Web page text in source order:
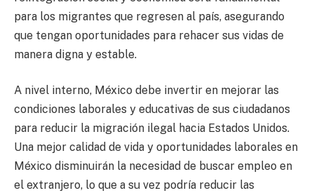
para los migrantes que regresen al país, asegurando
que tengan oportunidades para rehacer sus vidas de
manera digna y estable.
A nivel interno, México debe invertir en mejorar las
condiciones laborales y educativas de sus ciudadanos
para reducir la migración ilegal hacia Estados Unidos.
Una mejor calidad de vida y oportunidades laborales en
México disminuirán la necesidad de buscar empleo en
el extranjero, lo que a su vez podría reducir las